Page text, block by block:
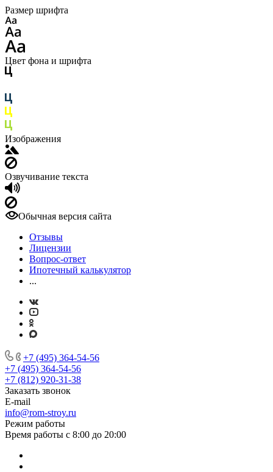
Размер шрифта
Цвет фона и шрифта
Изображения
Озвучивание текста
Обычная версия сайта
Отзывы
Лицензии
Вопрос-ответ
Ипотечный калькулятор
...
+7 (495) 364-54-56
+7 (495) 364-54-56
+7 (812) 920-31-38
Заказать звонок
E-mail
info@rom-stroy.ru
Режим работы
Время работы с 8:00 до 20:00